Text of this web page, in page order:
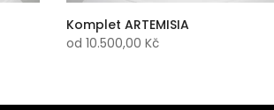
Komplet ARTEMISIA
od 10.500,00 Kč